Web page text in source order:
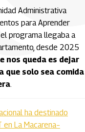
Administrativa
para Aprender
programa llegaba a
desde 2025
nos queda es dejar
solo sea comida
.
ha destinado
La Macarena–